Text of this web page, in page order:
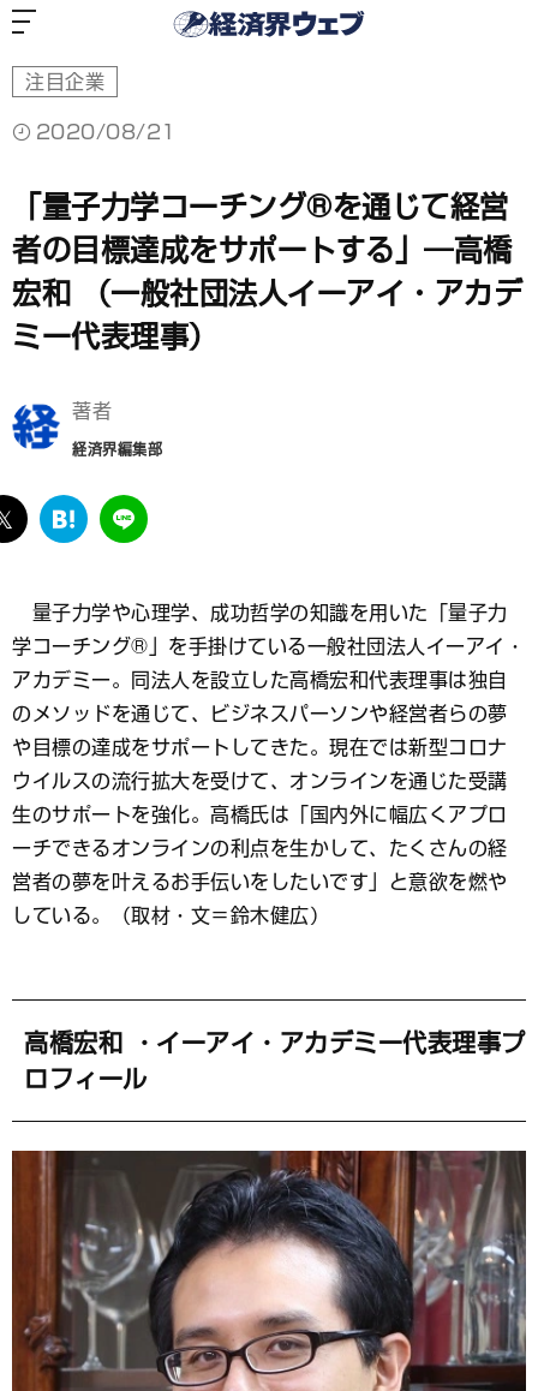
注目企業
2020/08/21
「量子力学コーチング®を通じて経営
者の目標達成をサポートする」―高橋
宏和 （一般社団法人イーアイ・アカデ
ミー代表理事）
著者
経済界編集部
twitter
は
ブ
ッ
ク
マ
ク
LINE
量子力学や心理学、成功哲学の知識を用いた「量子力
学コーチング®」を手掛けている一般社団法人イーアイ・
アカデミー。同法人を設立した高橋宏和代表理事は独自
のメソッドを通じて、ビジネスパーソンや経営者らの夢
や目標の達成をサポートしてきた。現在では新型コロナ
ウイルスの流行拡大を受けて、オンラインを通じた受講
生のサポートを強化。高橋氏は「国内外に幅広くアプロ
ーチできるオンラインの利点を生かして、たくさんの経
営者の夢を叶えるお手伝いをしたいです」と意欲を燃や
している。（取材・文＝鈴木健広）
高橋宏和 ・イーアイ・アカデミー代表理事プ
ロフィール